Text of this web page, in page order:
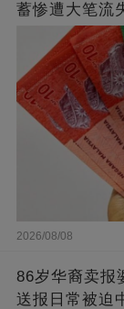
蓄惨遭大笔流
2026/08/08
86岁华裔卖报
送报日常被迫